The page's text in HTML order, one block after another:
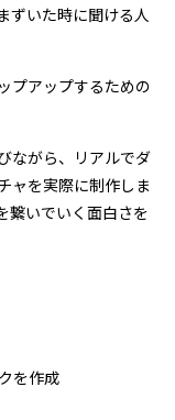
ずいた時に聞ける人
プアップするための
ながら、リアルでダ
ャを実際に制作しま
繋いでいく面白さを
を作成